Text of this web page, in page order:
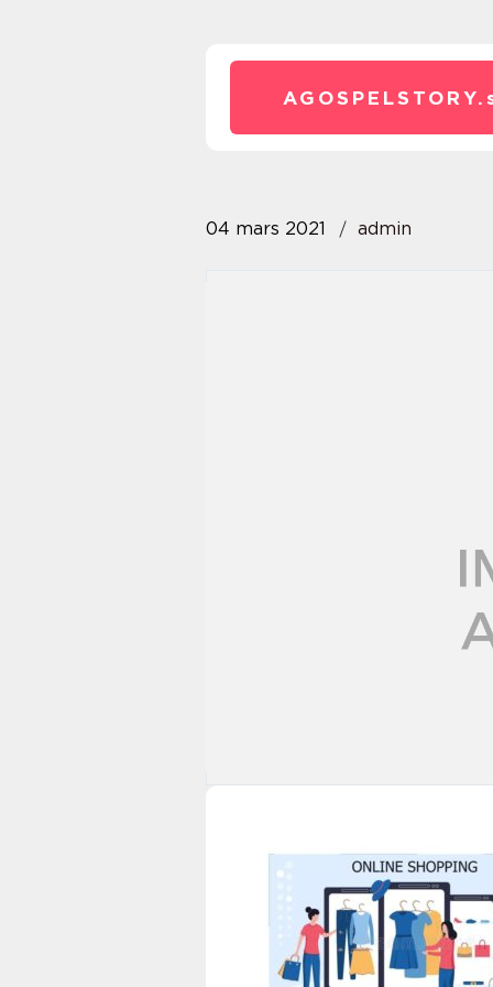
AGOSPELSTORY.
04 mars 2021 admin